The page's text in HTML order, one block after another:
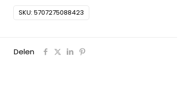
SKU: 5707275088423
Delen